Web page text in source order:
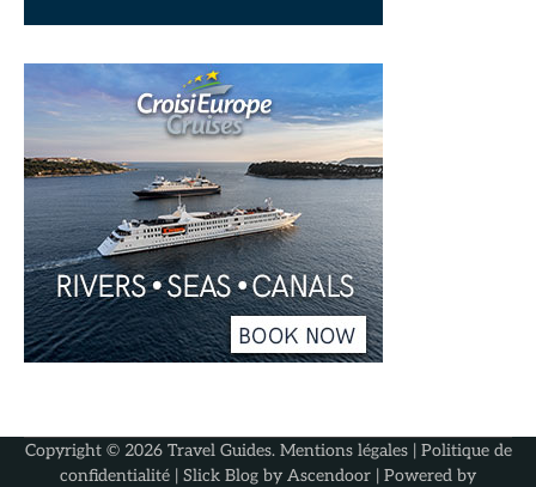
Copyright © 2026 Travel Guides. Mentions légales| Politique de
confidentialité | Slick Blog by Ascendoor | Powered by